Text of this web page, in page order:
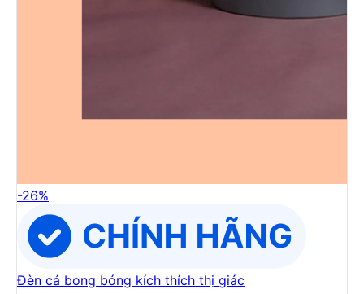
-26%
Đèn cá bong bóng kích thích thị giác